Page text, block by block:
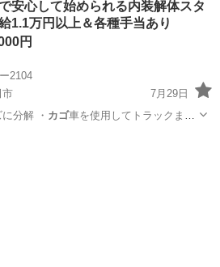
安心して始められる内装解体スタ
1.1万円以上＆各種手当あり
円
2104
市
7月29日
分解 ・ カゴ車を使用してトラックまで